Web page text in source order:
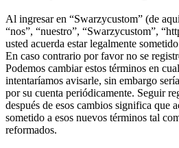
Al ingresar en “Swarzycustom” (de
“nos”, “nuestro”, “Swarzycustom”,
usted acuerda estar legalmente
En caso contrario por favor no se
Podemos cambiar estos términos en
intentaríamos avisarle, sin embargo
por su cuenta periódicamente. Seguir
después de esos cambios significa que
sometido a esos nuevos términos tal
reformados.